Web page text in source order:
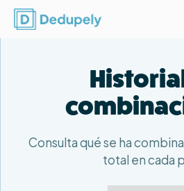
Consulta qué se ha
total en cada